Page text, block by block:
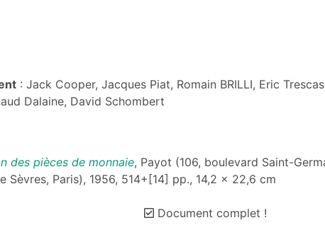
: Jack Cooper, Jacques Piat, Romain BRILLI, Eric
Dalaine, David Schombert
des pièces de monnaie, Payot (106, boulevard Saint-
Sèvres, Paris), 1956, 514+[14] pp., 14,2 x 22,6 cm
Document complet !